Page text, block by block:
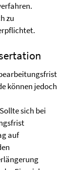
zu
können jedoch
sich bei
auf